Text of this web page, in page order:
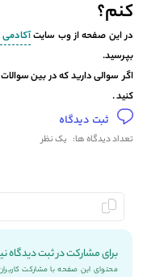
کنم؟
در این صفحه از وب سایتآکادمی
بپرسید.
اگر سوالی دارید که در بین
کنید .
ثبت دیدگاه
تعداد دیدگاه ها: یک نظر
برای مشارکت در ثبت دیدگاه
محتوای این صفحه با مشارکت